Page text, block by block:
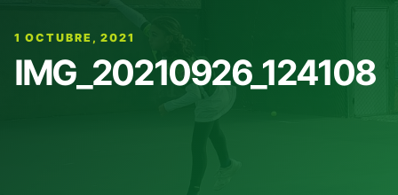
1 OCTUBRE, 2021
IMG_20210926_124108